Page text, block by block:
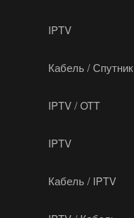
IPTV
Кабель / Спутник
IPTV / OTT
IPTV
Кабель / IPTV